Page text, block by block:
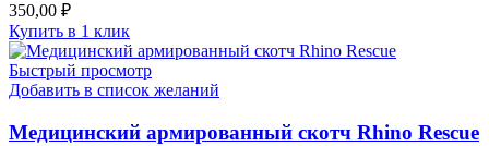
350,00 ₽
Купить в 1 клик
Быстрый просмотр
Добавить в список желаний
Медицинский армированный скотч Rhino Rescue